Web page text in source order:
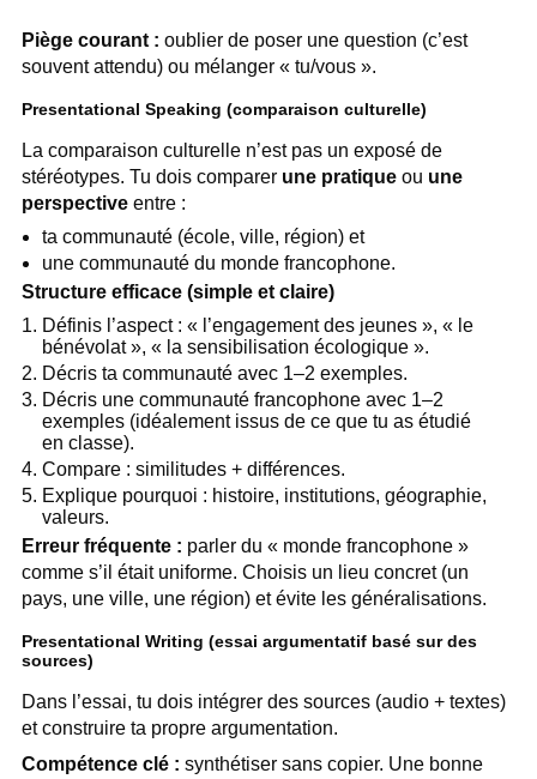
Piège courant : oublier de poser une question (c’est
souvent attendu) ou mélanger « tu/vous ».
Presentational Speaking (comparaison culturelle)
La comparaison culturelle n’est pas un exposé de
stéréotypes. Tu dois comparer une pratiqueou une
perspectiveentre :
ta communauté (école, ville, région) et
une communauté du monde francophone.
Structure efficace (simple et claire)
Définis l’aspect : « l’engagement des jeunes », « le
bénévolat », « la sensibilisation écologique ».
Décris ta communauté avec 1–2 exemples.
Décris une communauté francophone avec 1–2
exemples (idéalement issus de ce que tu as étudié
en classe).
Compare : similitudes + différences.
Explique pourquoi : histoire, institutions, géographie,
valeurs.
Erreur fréquente : parler du « monde francophone »
comme s’il était uniforme. Choisis un lieu concret (un
pays, une ville, une région) et évite les généralisations.
Presentational Writing (essai argumentatif basé sur des
sources)
Dans l’essai, tu dois intégrer des sources (audio + textes)
et construire ta propre argumentation.
Compétence clé : synthétiser sans copier. Une bonne